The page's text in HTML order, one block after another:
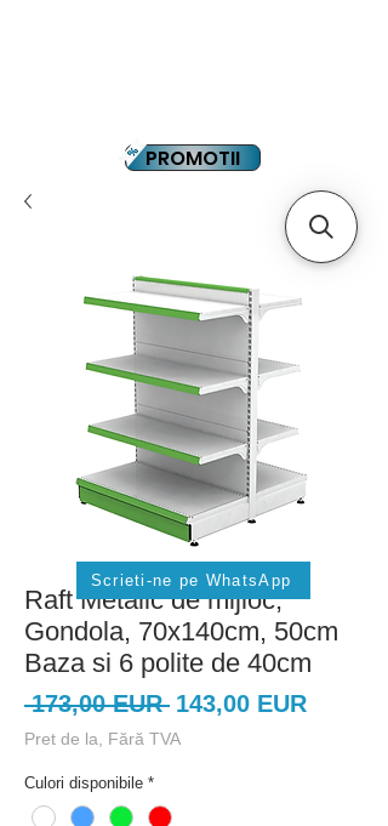
PROMOTII
Raft Metalic de mijloc,
Gondola, 70x140cm, 50cm
Baza si 6 polite de 40cm
173,00 EUR Preț
normal
143,00 EURPreț
Pret de la, Fără TVA
Culori disponibile *
Scrieti-ne pe WhatsApp